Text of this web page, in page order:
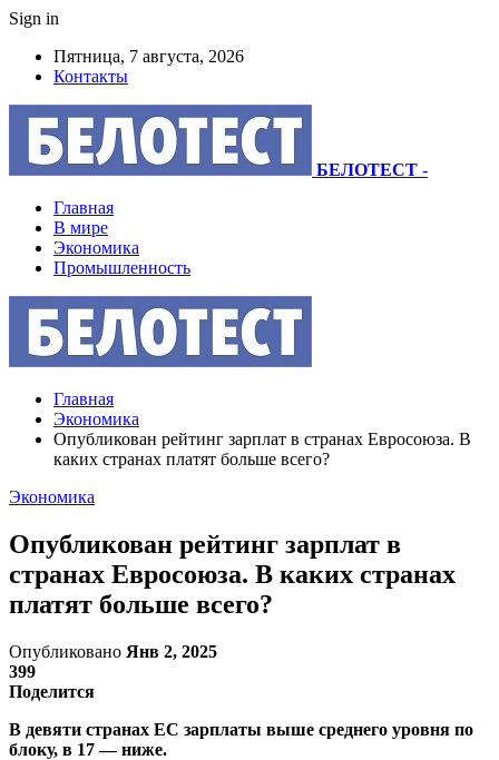
Sign in
Пятница, 7 августа, 2026
Контакты
БЕЛОТЕСТ -
Главная
В мире
Экономика
Промышленность
Главная
Экономика
Опубликован рейтинг зарплат в странах Евросоюза. В
каких странах платят больше всего?
Экономика
Опубликован рейтинг зарплат в
странах Евросоюза. В каких странах
платят больше всего?
Опубликовано Янв 2, 2025
399
Поделится
В девяти странах ЕС зарплаты выше среднего уровня по
блоку, в 17 — ниже.